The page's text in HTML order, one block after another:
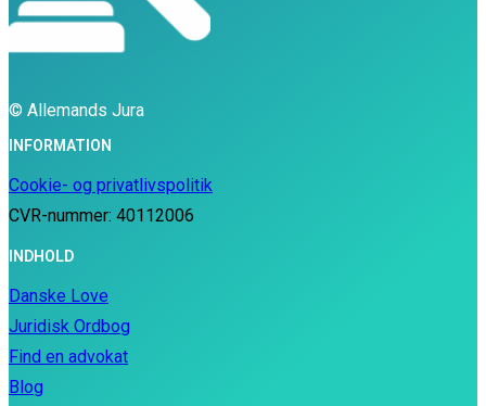
© Allemands Jura
INFORMATION
Cookie- og privatlivspolitik
CVR-nummer: 40112006
INDHOLD
Danske Love
Juridisk Ordbog
Find en advokat
Blog